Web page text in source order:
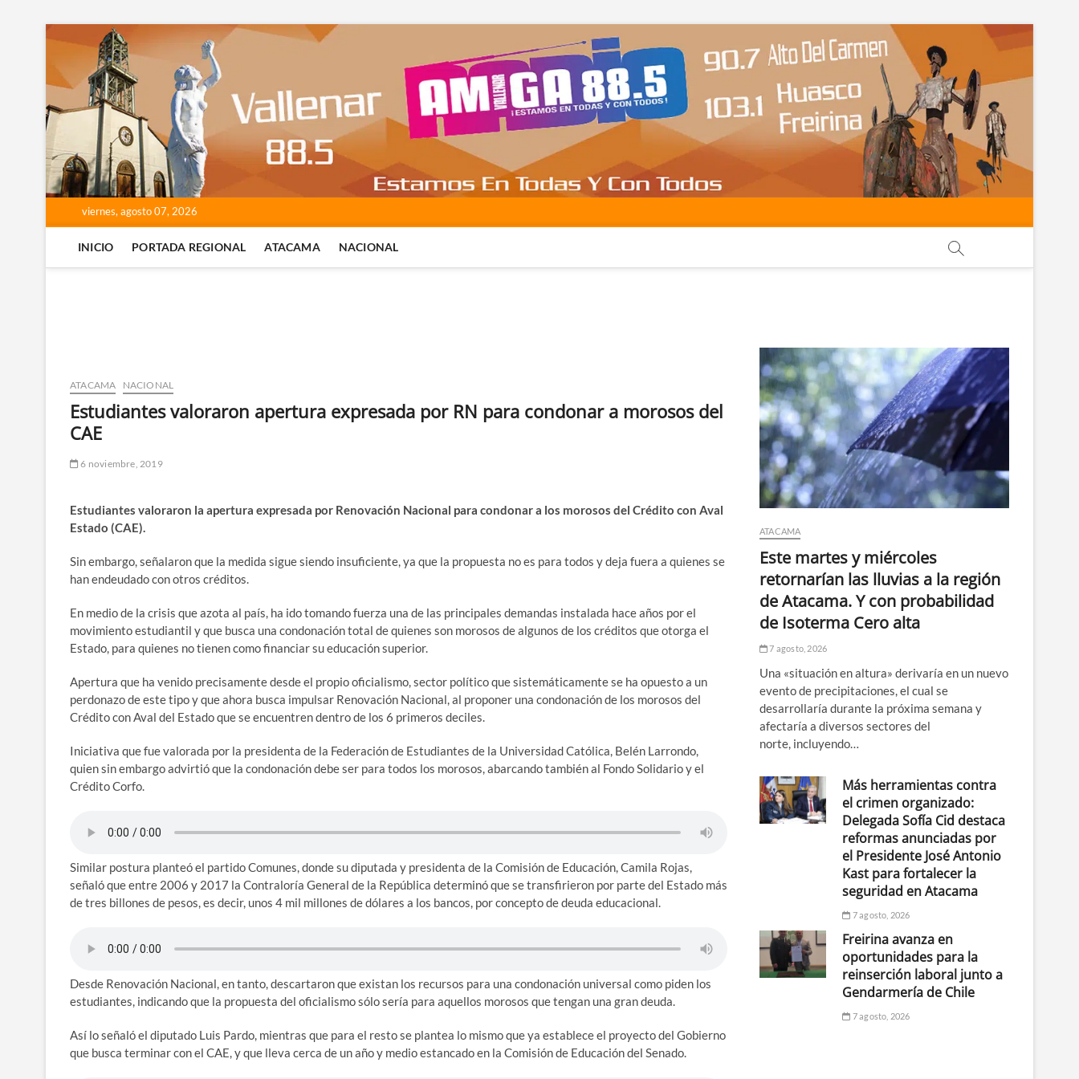
contenido
viernes, agosto 07, 2026
INICIO PORTADA REGIONAL ATACAMA NACIONAL
ATACAMA NACIONAL
Estudiantes valoraron apertura expresada por RN para condonar a morosos del
CAE
6 noviembre, 2019
Estudiantes valoraron la apertura expresada por Renovación Nacional para condonar a los morosos del Crédito con Aval
Estado (CAE).
Sin embargo, señalaron que la medida sigue siendo insuficiente, ya que la propuesta no es para todos y deja fuera a quienes se
han endeudado con otros créditos.
En medio de la crisis que azota al país, ha ido tomando fuerza una de las principales demandas instalada hace años por el
movimiento estudiantil y que busca una condonación total de quienes son morosos de algunos de los créditos que otorga el
Estado, para quienes no tienen como financiar su educación superior.
Apertura que ha venido precisamente desde el propio oficialismo, sector político que sistemáticamente se ha opuesto a un
perdonazo de este tipo y que ahora busca impulsar Renovación Nacional, al proponer una condonación de los morosos del
Crédito con Aval del Estado que se encuentren dentro de los 6 primeros deciles.
Iniciativa que fue valorada por la presidenta de la Federación de Estudiantes de la Universidad Católica, Belén Larrondo,
quien sin embargo advirtió que la condonación debe ser para todos los morosos, abarcando también al Fondo Solidario y el
Crédito Corfo.
Similar postura planteó el partido Comunes, donde su diputada y presidenta de la Comisión de Educación, Camila Rojas,
señaló que entre 2006 y 2017 la Contraloría General de la República determinó que se transfirieron por parte del Estado más
de tres billones de pesos, es decir, unos 4 mil millones de dólares a los bancos, por concepto de deuda educacional.
Desde Renovación Nacional, en tanto, descartaron queexistan los recursos para una condonación universal como piden los
estudiantes, indicando que la propuesta del oficialismo sólo sería para aquellos morosos que tengan una gran deuda.
Así lo señaló el diputado Luis Pardo, mientras que para el resto se plantea lo mismo que ya establece el proyecto del Gobierno
que busca terminar con el CAE, y que lleva cerca de un año y medio estancado en la Comisión de Educación del Senado.
ATACAMA
Este martes y miércoles
retornarían las lluvias a la región
de Atacama. Y con probabilidad
de Isoterma Cero alta
7 agosto, 2026
Una «situación en altura» derivaría en un nuevo
evento de precipitaciones, el cual se
desarrollaría durante la próxima semana y
afectaría a diversos sectores del
norte, incluyendo…
Más herramientas contra
el crimen organizado:
Delegada Sofía Cid destaca
reformas anunciadas por
el Presidente José Antonio
Kast para fortalecer la
seguridad en Atacama
7 agosto, 2026
Freirina avanza en
oportunidades para la
reinserción laboral junto a
Gendarmería de Chile
7 agosto, 2026